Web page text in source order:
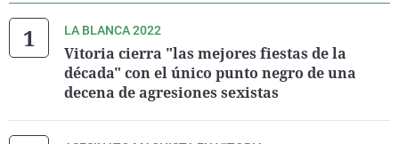
LA BLANCA 2022
Vitoria cierra "las mejores fiestas de la
década" con el único punto negro de una
decena de agresiones sexistas